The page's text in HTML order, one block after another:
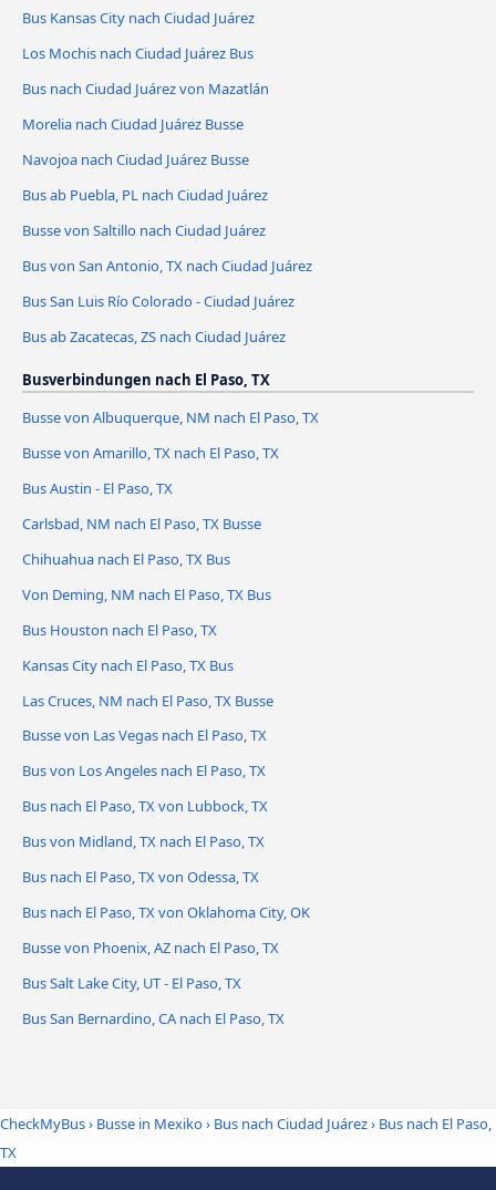
Bus Kansas City nach Ciudad Juárez
Los Mochis nach Ciudad Juárez Bus
Bus nach Ciudad Juárez von Mazatlán
Morelia nach Ciudad Juárez Busse
Navojoa nach Ciudad Juárez Busse
Bus ab Puebla, PL nach Ciudad Juárez
Busse von Saltillo nach Ciudad Juárez
Bus von San Antonio, TX nach Ciudad Juárez
Bus San Luis Río Colorado - Ciudad Juárez
Bus ab Zacatecas, ZS nach Ciudad Juárez
Busverbindungen nach El Paso, TX
Busse von Albuquerque, NM nach El Paso, TX
Busse von Amarillo, TX nach El Paso, TX
Bus Austin - El Paso, TX
Carlsbad, NM nach El Paso, TX Busse
Chihuahua nach El Paso, TX Bus
Von Deming, NM nach El Paso, TX Bus
Bus Houston nach El Paso, TX
Kansas City nach El Paso, TX Bus
Las Cruces, NM nach El Paso, TX Busse
Busse von Las Vegas nach El Paso, TX
Bus von Los Angeles nach El Paso, TX
Bus nach El Paso, TX von Lubbock, TX
Bus von Midland, TX nach El Paso, TX
Bus nach El Paso, TX von Odessa, TX
Bus nach El Paso, TX von Oklahoma City, OK
Busse von Phoenix, AZ nach El Paso, TX
Bus Salt Lake City, UT - El Paso, TX
Bus San Bernardino, CA nach El Paso, TX
CheckMyBus› Busse in Mexiko› Bus nach Ciudad Juárez› Bus nach El Paso,
TX